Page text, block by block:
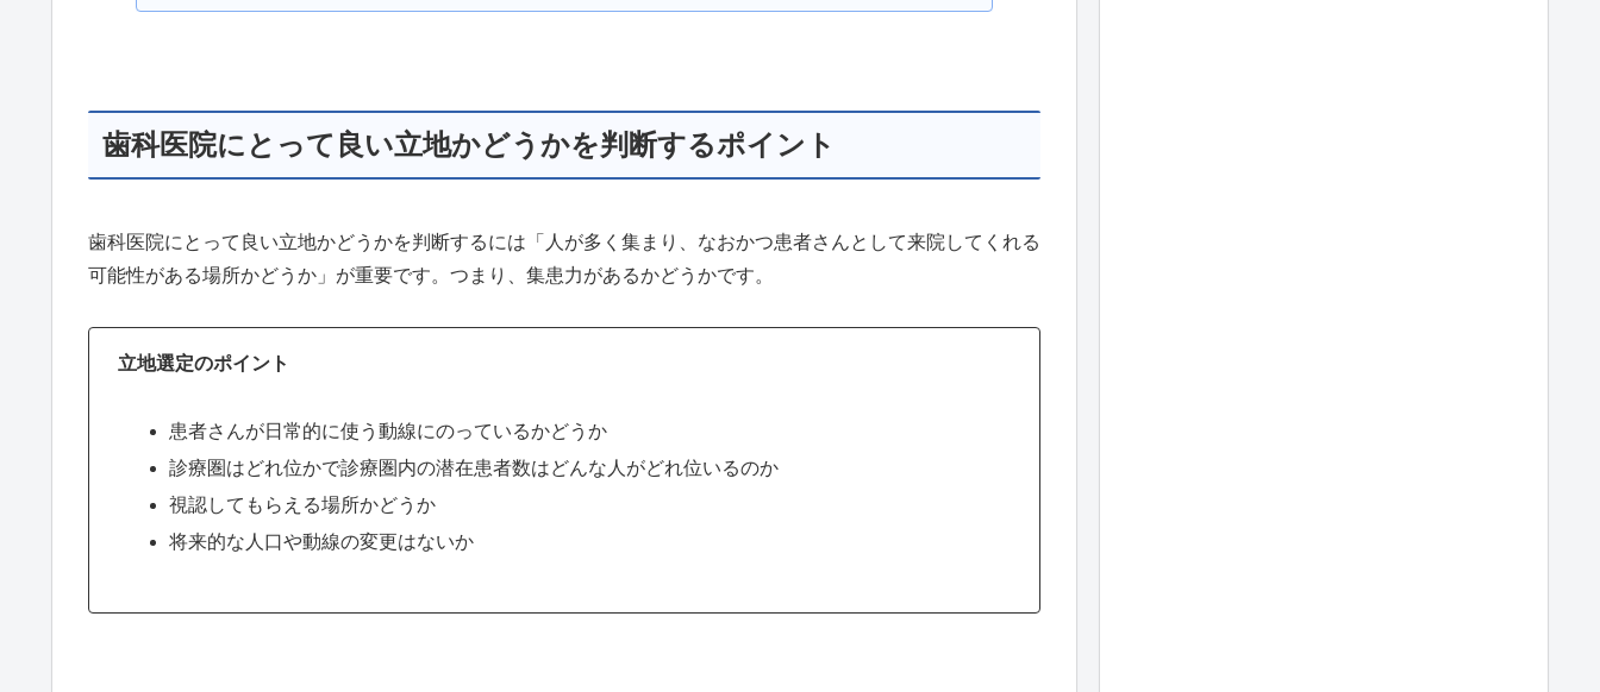
歯科医院にとって良い立地かどうかを判断するポイント
歯科医院にとって良い立地かどうかを判断するには「人が多く集まり、なおかつ患者さんとして来院してくれる
可能性がある場所かどうか」が重要です。つまり、集患力があるかどうかです。
立地選定のポイント
患者さんが日常的に使う動線にのっているかどうか
診療圏はどれ位かで診療圏内の潜在患者数はどんな人がどれ位いるのか
視認してもらえる場所かどうか
将来的な人口や動線の変更はないか